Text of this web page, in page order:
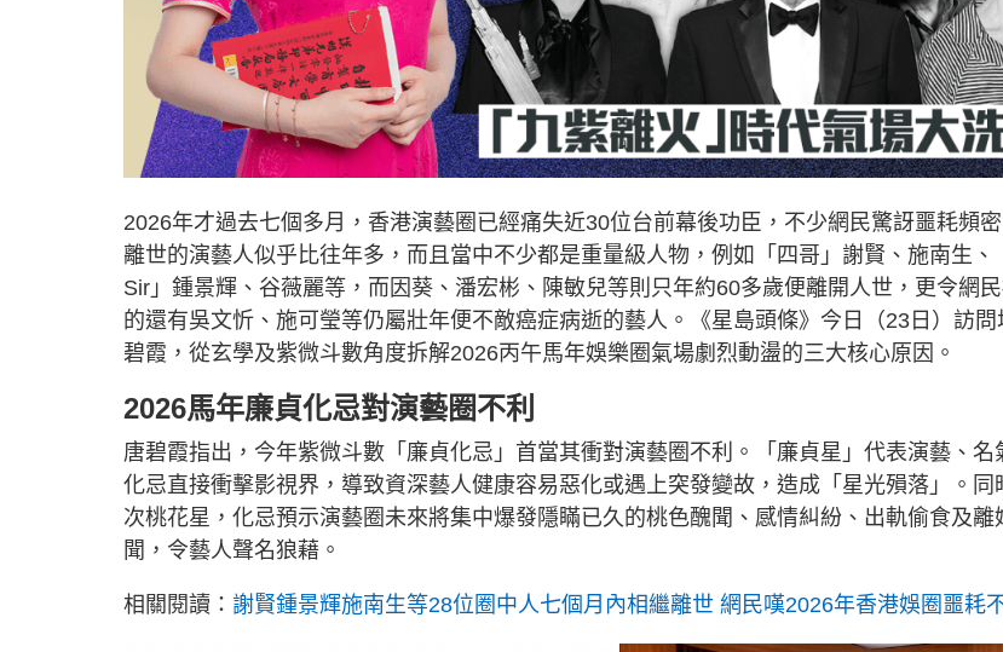
2026年才過去七個多月，香港演藝圈已經痛失近30位台前幕後功臣，不少網民驚訝噩耗頻
離世的演藝人似乎比往年多，而且當中不少都是重量級人物，例如「四哥」謝賢、施南生、
Sir」鍾景輝、谷薇麗等，而因葵、潘宏彬、陳敏兒等則只年約60多歲便離開人世，更令網
的還有吳文忻、施可瑩等仍屬壯年便不敵癌症病逝的藝人。《星島頭條》今日（23日）訪問
碧霞，從玄學及紫微斗數角度拆解2026丙午馬年娛樂圈氣場劇烈動盪的三大核心原因。
2026馬年廉貞化忌對演藝圈不利
唐碧霞指出，今年紫微斗數「廉貞化忌」首當其衝對演藝圈不利。「廉貞星」代表演藝、名
化忌直接衝擊影視界，導致資深藝人健康容易惡化或遇上突發變故，造成「星光殞落」。同
次桃花星，化忌預示演藝圈未來將集中爆發隱瞞已久的桃色醜聞、感情糾紛、出軌偷食及離
聞，令藝人聲名狼藉。
相關閱讀： 謝賢鍾景輝施南生等28位圈中人七個月內相繼離世 網民嘆2026年香港娛圈噩耗